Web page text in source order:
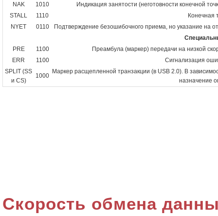
NAK
1010
Индикация занятости (неготовности конечной
STALL
1110
Конечная
NYET
0110
Подтверждение безошибочного приема, но указание на
PRE
1100
Преамбула (маркер) передачи на низкой
ERR
1100
Сигнализация
SPLIT (SS
и CS)
1000
Маркер расщепленной транзакции (в USB 2.0). В
назначение
Скорость обмена